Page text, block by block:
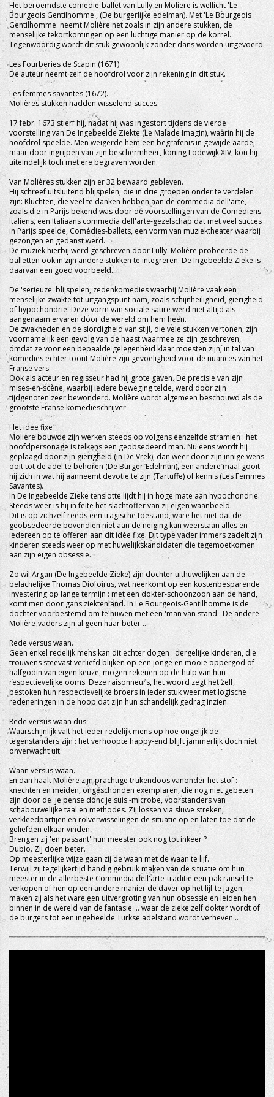
Het beroemdste comedie-ballet van Lully en Moliere is wellicht 'Le
Bourgeois Gentilhomme', (De burgerlijke edelman). Met 'Le Bourgeois
Gentilhomme' neemt Molière net zoals in zijn andere stukken, de
menselijke tekortkomingen op een luchtige manier op de korrel.
Tegenwoordig wordt dit stuk gewoonlijk zonder dans worden uitgevoerd.
Les Fourberies de Scapin (1671)
De auteur neemt zelf de hoofdrol voor zijn rekening in dit stuk.
Les femmes savantes (1672).
Molières stukken hadden wisselend succes.
17 febr. 1673 stierf hij, nadat hij was ingestort tijdens de vierde
voorstelling van De Ingebeelde Ziekte (Le Malade Imagin), waarin hij de
hoofdrol speelde. Men weigerde hem een begrafenis in gewijde aarde,
maar door ingrijpen van zijn beschermheer, koning Lodewijk XIV, kon hij
uiteindelijk toch met ere begraven worden.
Van Molières stukken zijn er 32 bewaard gebleven.
Hij schreef uitsluitend blijspelen, die in drie groepen onder te verdelen
zijn: Kluchten, die veel te danken hebben aan de commedia dell'arte,
zoals die in Parijs bekend was door de voorstellingen van de Comédiens
ltaliens, een Italiaans commedia dell'arte-gezelschap dat met veel succes
in Parijs speelde, Comédies-ballets, een vorm van muziektheater waarbij
gezongen en gedanst werd.
De muziek hierbij werd geschreven door Lully. Molière probeerde de
balletten ook in zijn andere stukken te integreren. De Ingebeelde Zieke is
daarvan een goed voorbeeld.
De 'serieuze' blijspelen, zedenkomedies waarbij Molière vaak een
menselijke zwakte tot uitgangspunt nam, zoals schijnheiligheid, gierigheid
of hypochondrie. Deze vorm van sociale satire werd niet altijd als
aangenaam ervaren door de wereld om hem heen.
De zwakheden en de slordigheid van stijl, die vele stukken vertonen, zijn
voornamelijk een gevolg van de haast waarmee ze zijn geschreven,
omdat ze voor een bepaalde gelegenheid klaar moesten zijn; in tal van
komedies echter toont Molière zijn gevoeligheid voor de nuances van het
Franse vers.
Ook als acteur en regisseur had hij grote gaven. De precisie van zijn
mises-en-scène, waarbij iedere beweging telde, werd door zijn
tijdgenoten zeer bewonderd. Molière wordt algemeen beschouwd als de
grootste Franse komedieschrijver.
Het idée fixe
Molière bouwde zijn werken steeds op volgens éénzelfde stramien : het
hoofdpersonage is telkens een geobsedeerd man. Nu eens wordt hij
geplaagd door zijn gierigheid (in De Vrek), dan weer door zijn innige wens
ooit tot de adel te behoren (De Burger-Edelman), een andere maal gooit
hij zich in wat hij aanneemt devotie te zijn (Tartuffe) of kennis (Les Femmes
Savantes).
In De Ingebeelde Zieke tenslotte lijdt hij in hoge mate aan hypochondrie.
Steeds weer is hij in feite het slachtoffer van zij eigen waanbeeld.
Dit is op zichzelf reeds een tragische toestand, ware het niet dat de
geobsedeerde bovendien niet aan de neiging kan weerstaan alles en
iedereen op te offeren aan dit idée fixe. Dit type vader immers zadelt zijn
kinderen steeds weer op met huwelijkskandidaten die tegemoetkomen
aan zijn eigen obsessie.
Zo wil Argan (De Ingebeelde Zieke) zijn dochter uithuwelijken aan de
belachelijke Thomas Diofoirus, wat neerkomt op een kostenbesparende
investering op lange termijn : met een dokter-schoonzoon aan de hand,
komt men door gans ziektenland. In Le Bourgeois-Gentilhomme is de
dochter voorbestemd om te huwen met een 'man van stand'. De andere
Molière-vaders zijn al geen haar beter …
Rede versus waan.
Geen enkel redelijk mens kan dit echter dogen : dergelijke kinderen, die
trouwens steevast verliefd blijken op een jonge en mooie oppergod of
halfgodin van eigen keuze, mogen rekenen op de hulp van hun
respectievelijke ooms. Deze raisonneurs, het woord zegt het zelf,
bestoken hun respectievelijke broers in ieder stuk weer met logische
redeneringen in de hoop dat zijn hun schandelijk gedrag inzien.
Rede versus waan dus.
Waarschijnlijk valt het ieder redelijk mens op hoe ongelijk de
tegenstanders zijn : het verhoopte happy-end blijft jammerlijk doch niet
onverwacht uit.
Waan versus waan.
En dan haalt Molière zijn prachtige trukendoos vanonder het stof :
knechten en meiden, ongeschonden exemplaren, die nog niet gebeten
zijn door de 'je pense donc je suis'-microbe, voorstanders van
schabouwelijke taal en methodes. Zij lossen via sluwe streken,
verkleedpartijen en rolverwisselingen de situatie op en laten toe dat de
geliefden elkaar vinden.
Brengen zij 'en passant' hun meester ook nog tot inkeer ?
Dubio. Zij doen beter.
Op meesterlijke wijze gaan zij de waan met de waan te lijf.
Terwijl zij tegelijkertijd handig gebruik maken van de situatie om hun
meester in de allerbeste Commedia dell'arte-traditie een pak ransel te
verkopen of hen op een andere manier de daver op het lijf te jagen,
maken zij als het ware een uitvergroting van hun obsessie en leiden hen
binnen in de wereld van de fantasie … waar de zieke zelf dokter wordt of
de burgers tot een ingebeelde Turkse adelstand wordt verheven…